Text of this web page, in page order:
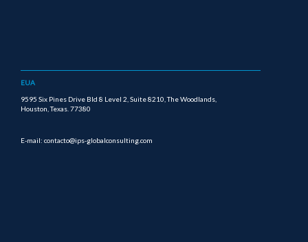
EUA
9595 Six Pines Drive Bld 8 Level 2, Suite 8210, The Woodlands,
Houston, Texas. 77380
E-mail: contacto@ips-globalconsulting.com